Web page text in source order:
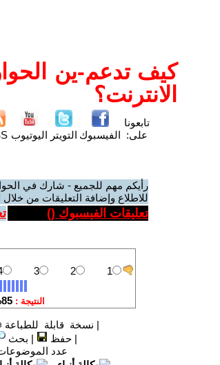
كيف تدعم-ين
الانترنت؟
تابعونا
على: الفيسبوك التويتر اليوتيوب
رأيكم مهم للجميع - شارك في
للاطلاع وإضافة التعليقات من
تعليقات الفيسبوك ()
| نسخة قابلة للطباعة
|حفظ | بحث
عدد الموضوعات